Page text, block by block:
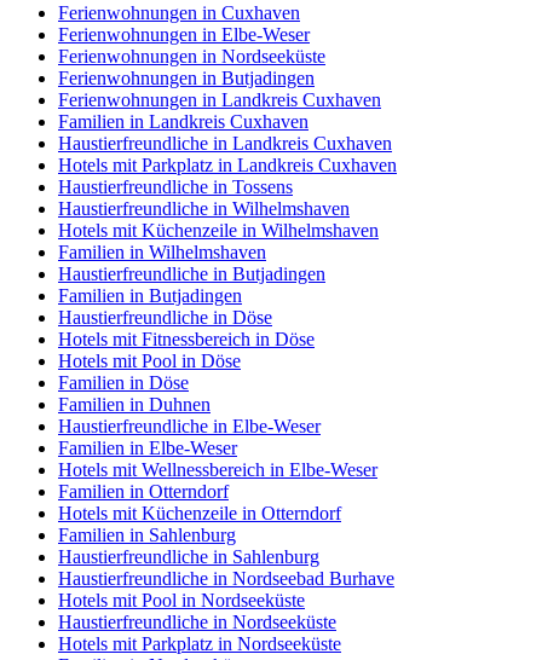
Ferienwohnungen in Cuxhaven
Ferienwohnungen in Elbe-Weser
Ferienwohnungen in Nordseeküste
Ferienwohnungen in Butjadingen
Ferienwohnungen in Landkreis Cuxhaven
Familien in Landkreis Cuxhaven
Haustierfreundliche in Landkreis Cuxhaven
Hotels mit Parkplatz in Landkreis Cuxhaven
Haustierfreundliche in Tossens
Haustierfreundliche in Wilhelmshaven
Hotels mit Küchenzeile in Wilhelmshaven
Familien in Wilhelmshaven
Haustierfreundliche in Butjadingen
Familien in Butjadingen
Haustierfreundliche in Döse
Hotels mit Fitnessbereich in Döse
Hotels mit Pool in Döse
Familien in Döse
Familien in Duhnen
Haustierfreundliche in Elbe-Weser
Familien in Elbe-Weser
Hotels mit Wellnessbereich in Elbe-Weser
Familien in Otterndorf
Hotels mit Küchenzeile in Otterndorf
Familien in Sahlenburg
Haustierfreundliche in Sahlenburg
Haustierfreundliche in Nordseebad Burhave
Hotels mit Pool in Nordseeküste
Haustierfreundliche in Nordseeküste
Hotels mit Parkplatz in Nordseeküste